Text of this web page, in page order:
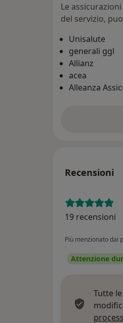
Le
del servizio,
Unisalute
generali ggl
Allianz
acea
Alleanza
Recensioni
19 recensioni
Più menzionato dai
Attenzione
Tutte